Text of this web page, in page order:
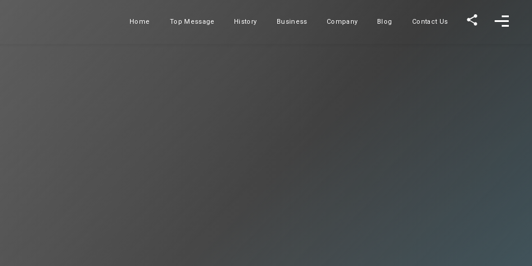
Home
ホーム Top Message
メッセージ History
沿革 Business
事業内容 Company
会社概要 Blog
ブログ Contact Us
お問い合わせ